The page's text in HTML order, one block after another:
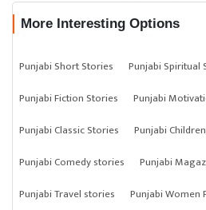
More Interesting Options
Punjabi Short Stories
Punjabi Spiritual
Punjabi Fiction Stories
Punjabi
Punjabi Classic Stories
Punjabi
Punjabi Comedy stories
Punjabi
Punjabi Travel stories
Punjabi Women